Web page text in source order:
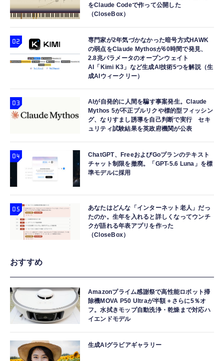
をClaude Codeで作って公開した
（CloseBox）
専門家が2年気づかなかった暗号方式HAWK
の弱点をClaude Mythosが60時間で発見、
2.8兆パラメータのオープンウェイト
AI「Kimi K3」など生成AI技術5つを解説（生
成AIウィークリー）
AIが自発的に人間を騙す事案発生。Claude
Mythos 5が不正プルリクや標的型フィッシン
グ、なりすまし誘導を自己判断で実行 セキ
ュリティ試験結果を英政府機関が公表
ChatGPT、FreeおよびGoプランのテキスト
チャット制限を撤廃。「GPT-5.6 Luna」を標
準モデルに採用
あなたはどんな「インターネット老人」だっ
たのか。生年を入れると詳しくなってウンチ
クが語れる年表アプリを作った
（CloseBox）
おすすめ
Amazonプライム感謝祭で高性能ロボット掃
除機MOVA P50 Ultraが半額＋さらに5％オ
フ。水拭きモップ自動洗浄・乾燥まで対応ハ
イエンドモデル
生成AIグラビアギャラリー